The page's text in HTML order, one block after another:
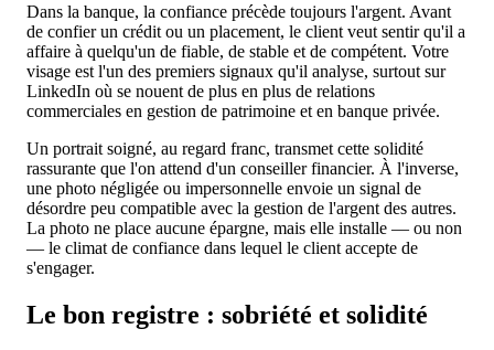
Dans la banque, la confiance précède toujours l'argent. Avant
de confier un crédit ou un placement, le client veut sentir qu'il a
affaire à quelqu'un de fiable, de stable et de compétent. Votre
visage est l'un des premiers signaux qu'il analyse, surtout sur
LinkedIn où se nouent de plus en plus de relations
commerciales en gestion de patrimoine et en banque privée.
Un portrait soigné, au regard franc, transmet cette solidité
rassurante que l'on attend d'un conseiller financier. À l'inverse,
une photo négligée ou impersonnelle envoie un signal de
désordre peu compatible avec la gestion de l'argent des autres.
La photo ne place aucune épargne, mais elle installe — ou non
— le climat de confiance dans lequel le client accepte de
s'engager.
Le bon registre : sobriété et solidité